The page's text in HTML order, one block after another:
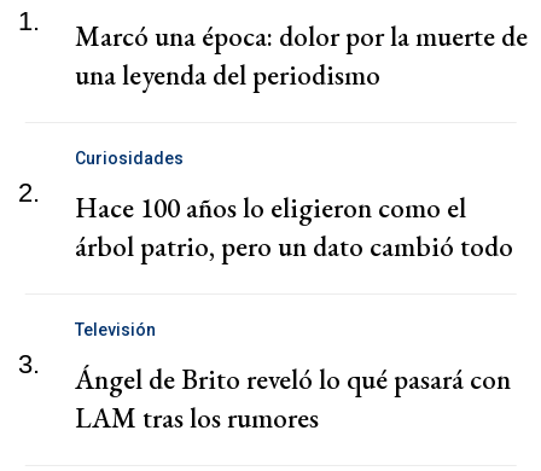
1.
Marcó una época: dolor por la muerte de
una leyenda del periodismo
2.
Curiosidades
Hace 100 años lo eligieron como el
árbol patrio, pero un dato cambió todo
3.
Televisión
Ángel de Brito reveló lo qué pasará con
LAM tras los rumores